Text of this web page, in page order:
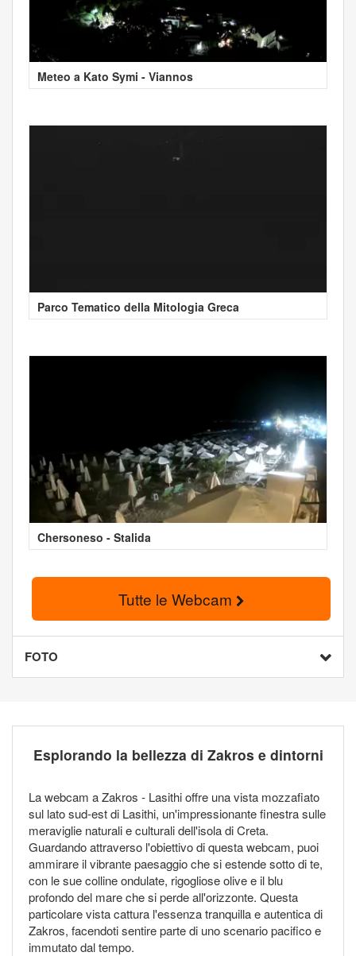
Meteo a Kato Symi - Viannos
Parco Tematico della Mitologia Greca
Chersoneso - Stalida
Tutte le Webcam
FOTO
Esplorando la bellezza di Zakros e dintorni
La webcam a Zakros - Lasithi offre una vista mozzafiato
sul lato sud-est di Lasithi, un'impressionante finestra sulle
meraviglie naturali e culturali dell'isola di Creta.
Guardando attraverso l'obiettivo di questa webcam, puoi
ammirare il vibrante paesaggio che si estende sotto di te,
con le sue colline ondulate, rigogliose olive e il blu
profondo del mare che si perde all'orizzonte. Questa
particolare vista cattura l'essenza tranquilla e autentica di
Zakros, facendoti sentire parte di uno scenario pacifico e
immutato dal tempo.